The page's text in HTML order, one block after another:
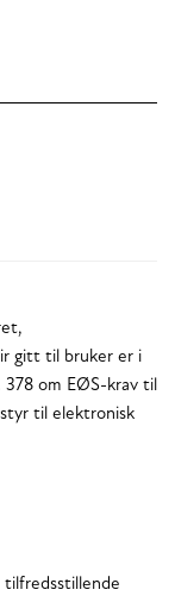
gitt til bruker er i
378 om EØS-krav til
til elektronisk
tilfredsstillende